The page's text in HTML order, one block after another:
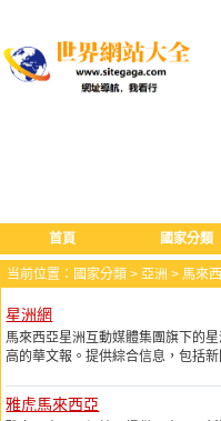
首頁 國家分類
当前位置： 國家分類 > 亞洲 > 馬來
星洲網
馬來西亞星洲互動媒體集團旗下的
高的華文報。提供綜合信息，包括
雅虎馬來西亞